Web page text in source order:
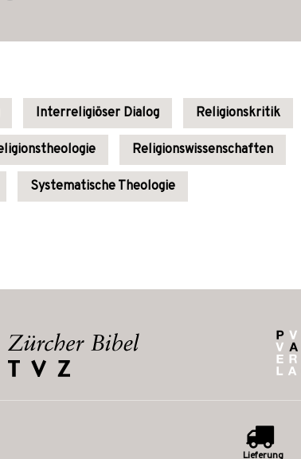
Interreligiöser Dialog Religionskritik
Religionswissenschaften
Systematische Theologie
Lieferung